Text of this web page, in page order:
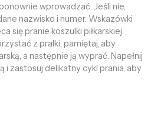
wprowadzać. Jeśli nie,
nazwisko i numer. Wskazówki
się pranie koszulki piłkarskiej
z pralki, pamiętaj, aby
a następnie ją wyprać. Napełnij
i zastosuj delikatny cykl prania, aby